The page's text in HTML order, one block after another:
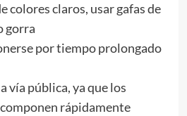
colores claros, usar gafas de
gorra
por tiempo prolongado
vía pública, ya que los
rápidamente